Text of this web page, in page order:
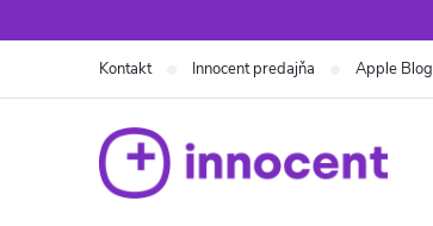
na
Kontakt Innocent predajňa Apple Blog